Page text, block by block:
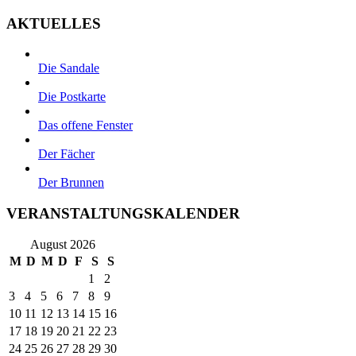
AKTUELLES
Die Sandale
Die Postkarte
Das offene Fenster
Der Fächer
Der Brunnen
VERANSTALTUNGSKALENDER
August 2026
M D M D F S S
1
2
3
4 5 6 7 8
9
10 11 12 13 14 15 16
17 18 19 20 21 22 23
24 25 26 27 28 29 30